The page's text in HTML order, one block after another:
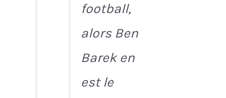
football,
alors Ben
Barek en
est le